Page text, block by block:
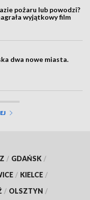
pożaru lub powodzi?
wyjątkowy film
dwa nowe miasta.
/ GDAŃSK /
/ KIELCE /
/ OLSZTYN /